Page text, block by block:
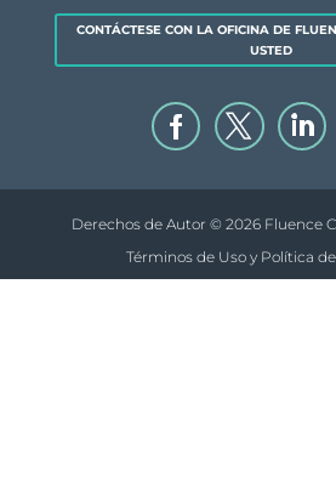
CONTÁCTESE CON LA OFICINA DE
USTED
Derechos de Autor © 2026 Fluence
Términos de Uso y Política